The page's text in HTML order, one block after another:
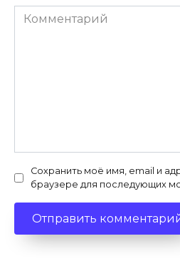
Комментарий
Сохранить моё имя, email и
браузере для последующих